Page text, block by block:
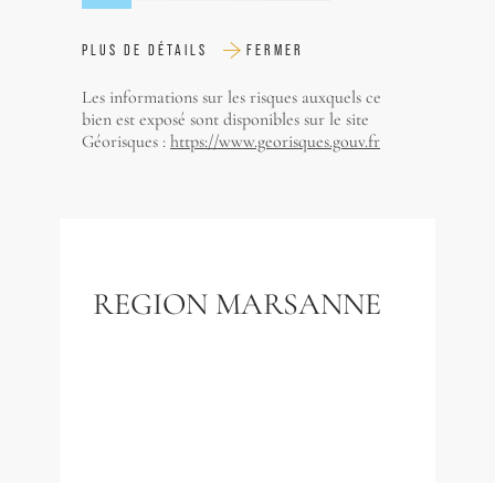
PLUS DE DÉTAILS FERMER
Les informations sur les risques auxquels ce
bien est exposé sont disponibles sur le site
Géorisques : https://www.georisques.gouv.fr
REGION MARSANNE